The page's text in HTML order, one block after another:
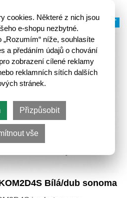
VÍCE VARIANT
Bílá/dub sonoma
cookies. Některé z nich jsou
e-shopu nezbytné.
„Rozumím“ níže, souhlasíte
a předáním údajů o chování
zobrazení cílené reklamy
reklamních sítích dalších
stránek.
Přizpůsobit
vše